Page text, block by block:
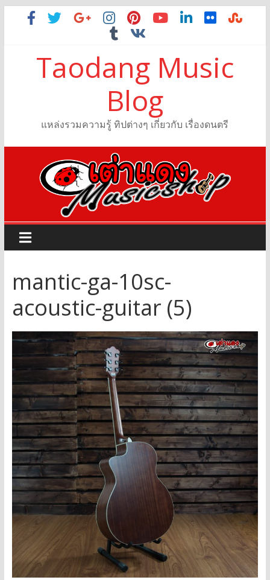
Taodang Music
Blog
แหล่งรวมความรู้ ทิปต่างๆ เกี่ยวกับ เรื่องดนตรี
mantic-ga-10sc-
acoustic-guitar (5)